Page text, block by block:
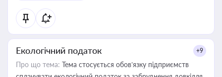
Екологічний податок +9
Про що тема: Тема стосується обов’язку підприємств